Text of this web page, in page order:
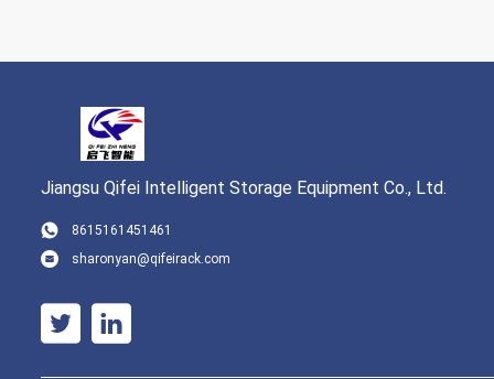
Jiangsu Qifei Intelligent Storage Equipment Co., Ltd.
8615161451461
sharonyan@qifeirack.com